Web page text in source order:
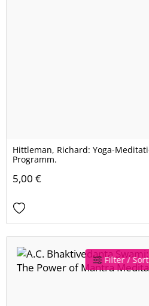
Filter /
Hittleman, Richard: Yoga-
Programm.
5,00 €